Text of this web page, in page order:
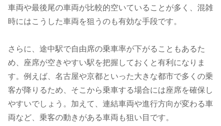
車両や最後尾の車両が比較的空いていることが多く、混雑
時にはこうした車両を狙うのも有効な手段です。
さらに、途中駅で自由席の乗車率が下がることもあるた
め、座席が空きやすい駅を把握しておくと有利になりま
す。例えば、名古屋や京都といった大きな都市で多くの乗
客が降りるため、そこから乗車する場合には座席を確保し
やすいでしょう。加えて、連結車両や進行方向が変わる車
両など、乗客の動きがある車両も狙い目です。